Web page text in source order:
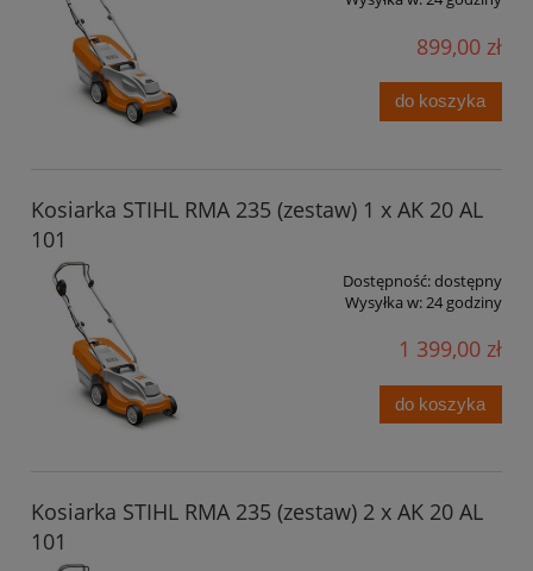
899,00 zł
do koszyka
Kosiarka STIHL RMA 235 (zestaw) 1 x AK 20 AL
101
Dostępność:dostępny
Wysyłka w:24 godziny
1 399,00 zł
do koszyka
Kosiarka STIHL RMA 235 (zestaw) 2 x AK 20 AL
101